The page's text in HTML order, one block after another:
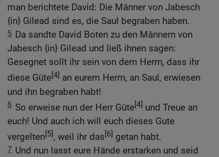
man berichtete David: Die Männer von Jabesch
{in} Gilead sind es, die Saul begraben haben.
5 Da sandte David Boten zu den Männern von
Jabesch {in} Gilead und ließ ihnen sagen:
Gesegnet sollt ihr sein von dem Herrn, dass ihr
diese Güte[4] an eurem Herrn, an Saul, erwiesen
und ihn begraben habt!
6 So erweise nun der Herr Güte[4] und Treue an
euch! Und auch ich will euch dieses Gute
vergelten[5], weil ihr das[6] getan habt.
7 Und nun lasst eure Hände erstarken und seid